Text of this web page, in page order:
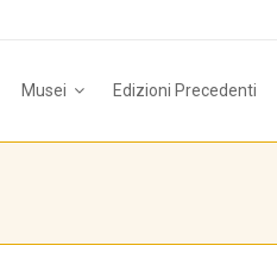
Musei Edizioni Precedenti